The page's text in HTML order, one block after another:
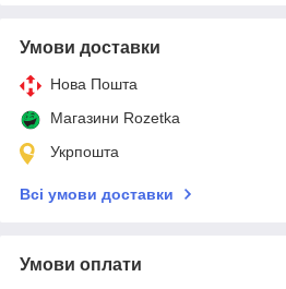
Умови доставки
Нова Пошта
Магазини Rozetka
Укрпошта
Всі умови доставки
Умови оплати